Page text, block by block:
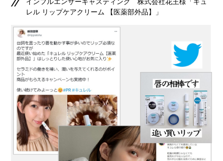
インフルエンサーキャスティング 株式会社花王様「キュ
レル リップケアクリーム 【医薬部外品】」